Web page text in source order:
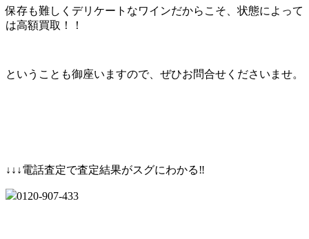
保存も難しくデリケートなワインだからこそ、状態によって
は高額買取！！
ということも御座いますので、ぜひお問合せくださいませ。
↓↓↓電話査定で査定結果がスグにわかる‼
0120‐907‐433